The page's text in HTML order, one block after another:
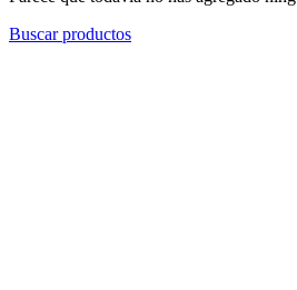
Buscar productos